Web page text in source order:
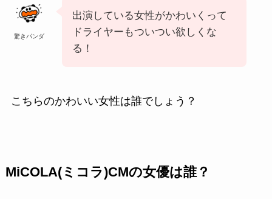
驚きパンダ
出演している女性がかわいくって
ドライヤーもついつい欲しくな
る！
こちらのかわいい女性は誰でしょう？
MiCOLA(ミコラ)CMの女優は誰？